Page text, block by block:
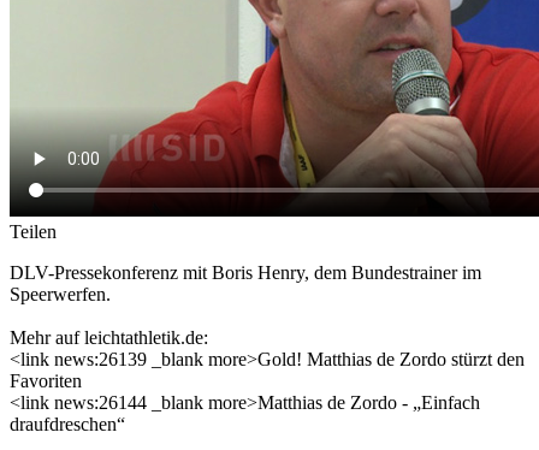
Teilen
DLV-Pressekonferenz mit Boris Henry, dem Bundestrainer im
Speerwerfen.
Mehr auf leichtathletik.de:
<link news:26139 _blank more>Gold! Matthias de Zordo stürzt den
Favoriten
<link news:26144 _blank more>Matthias de Zordo - „Einfach
draufdreschen“